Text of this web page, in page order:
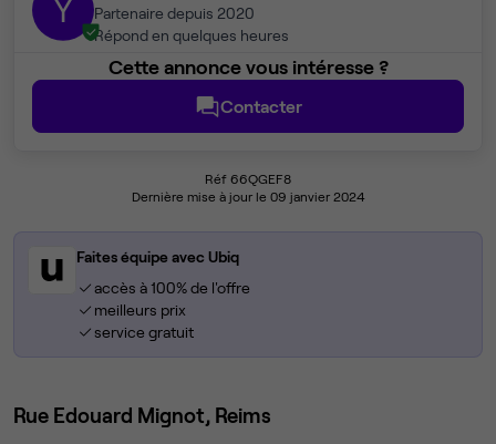
Y
Partenaire depuis 2020
Répond en quelques heures
Cette annonce vous intéresse ?
Contacter
Réf 66QGEF8
Dernière mise à jour le 09 janvier 2024
Faites équipe avec Ubiq
accès à 100% de l'offre
meilleurs prix
service gratuit
Rue Edouard Mignot, Reims